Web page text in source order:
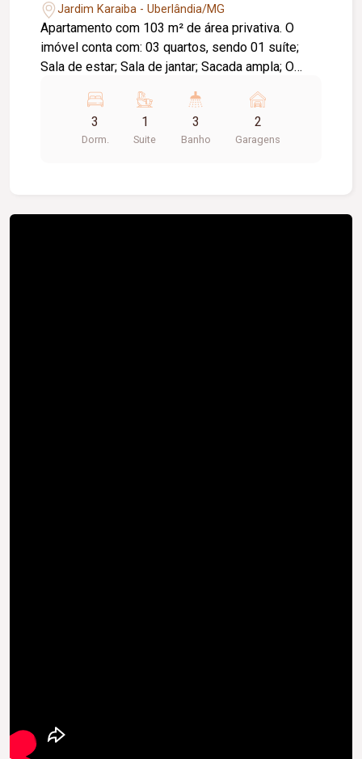
Jardim Karaiba - Uberlândia/MG
Apartamento com 103 m² de área privativa. O
imóvel conta com: 03 quartos, sendo 01 suíte;
Sala de estar; Sala de jantar; Sacada ampla; O
Repair; Salão de festas; Wine Bar; Brinquedoteca;
Coworking; Quadra de beach tennis; Family Grill;
Piscina; Complexo aquático adulto e infantil.
3
Dorm.
1
Suite
3
Banho
2
Garagens